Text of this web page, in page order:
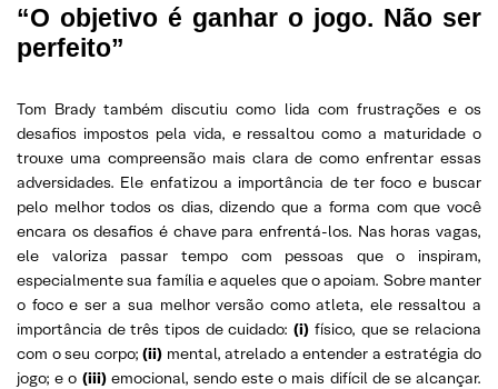
“O objetivo é ganhar o jogo. Não ser
perfeito”
Tom Brady também discutiu como lida com frustrações e os
desafios impostos pela vida, e ressaltou como a maturidade o
trouxe uma compreensão mais clara de como enfrentar essas
adversidades. Ele enfatizou a importância de ter foco e buscar
pelo melhor todos os dias, dizendo que a forma com que você
encara os desafios é chave para enfrentá-los. Nas horas vagas,
ele valoriza passar tempo com pessoas que o inspiram,
especialmente sua família e aqueles que o apoiam. Sobre manter
o foco e ser a sua melhor versão como atleta, ele ressaltou a
importância de três tipos de cuidado:(i) físico, que se relaciona
com o seu corpo;(ii) mental, atrelado a entender a estratégia do
jogo; e o (iii)emocional, sendo este o mais difícil de se alcançar.